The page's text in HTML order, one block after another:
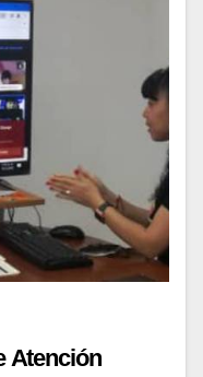
Atención